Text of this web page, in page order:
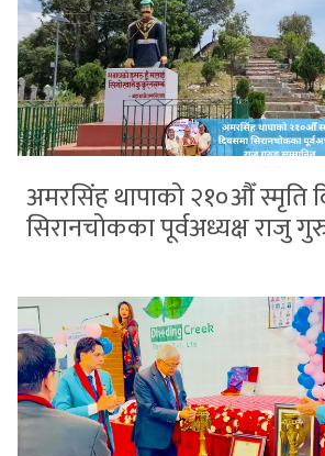
अमरसिंह थापाको २१०औँ स्मृति
सिरानचोकका पूर्वअध्यक्ष राजु